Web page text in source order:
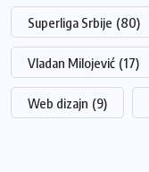
Superliga Srbije (80)
Vladan Milojević (17)
Web dizajn (9)